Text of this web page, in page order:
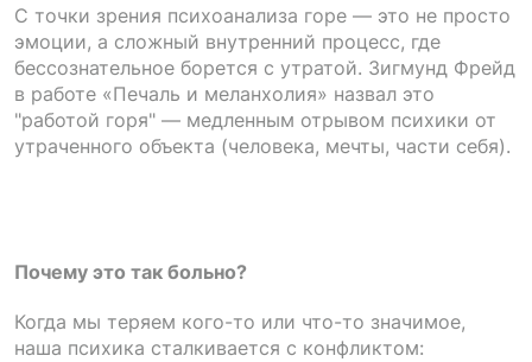
С точки зрения психоанализа горе — это не просто
эмоции, а сложный внутренний процесс, где
бессознательное борется с утратой. Зигмунд Фрейд
в работе «Печаль и меланхолия» назвал это
"работой горя" — медленным отрывом психики от
утраченного объекта (человека, мечты, части себя).
Почему это так больно?
Когда мы теряем кого-то или что-то значимое,
наша психика сталкивается с конфликтом: